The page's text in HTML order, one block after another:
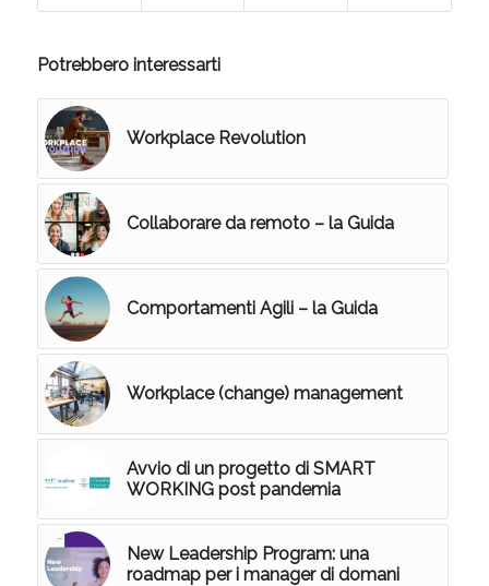
Potrebbero interessarti
Workplace Revolution
Collaborare da remoto – la Guida
Comportamenti Agili – la Guida
Workplace (change) management
Avvio di un progetto di SMART
WORKING post pandemia
New Leadership Program: una
roadmap per i manager di domani